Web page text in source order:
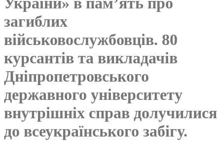
загиблих
військовослужбовців. 80
курсантів та викладачів
Дніпропетровського
державного університету
внутрішніх справ долучилися
до всеукраїнського забігу.